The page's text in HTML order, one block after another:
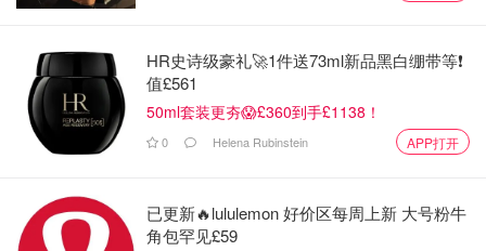
HR史诗级豪礼🚀1件送73ml新品黑白绷带等❗️
值£561
50ml套装更夯😱£360到手£1138！
0 Helena Rubinstein APP打开
已更新🔥lululemon 好价区每周上新 大号粉牛
角包罕见£59